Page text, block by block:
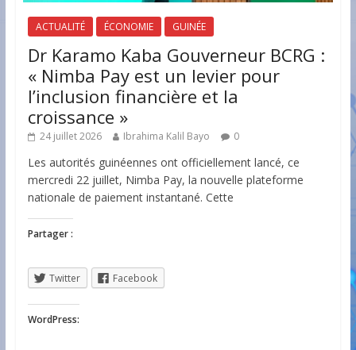
ACTUALITÉ ÉCONOMIE GUINÉE
Dr Karamo Kaba Gouverneur BCRG :
« Nimba Pay est un levier pour
l’inclusion financière et la
croissance »
24 juillet 2026 Ibrahima Kalil Bayo 0
Les autorités guinéennes ont officiellement lancé, ce
mercredi 22 juillet, Nimba Pay, la nouvelle plateforme
nationale de paiement instantané. Cette
Partager :
Twitter Facebook
WordPress: